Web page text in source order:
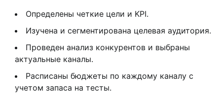
Определены четкие цели и KPI.
Изучена и сегментирована целевая аудитория.
Проведен анализ конкурентов и выбраны
актуальные каналы.
Расписаны бюджеты по каждому каналу с
учетом запаса на тесты.